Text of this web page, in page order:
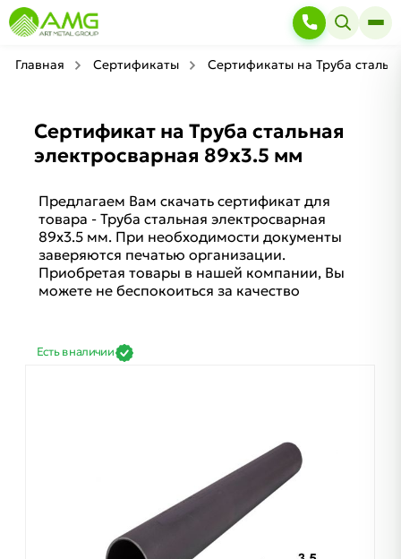
Главная Сертификаты Сертификаты на Труба
Сертификат на Труба стальная
электросварная 89х3.5 мм
Предлагаем Вам скачать сертификат для
товара - Труба стальная электросварная
89х3.5 мм. При необходимости документы
заверяются печатью организации.
Приобретая товары в нашей компании, Вы
можете не беспокоиться за качество
Есть в наличии